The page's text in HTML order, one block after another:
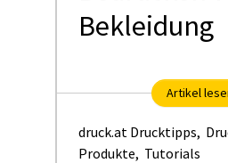
Bekleidung
Artikel
druck.at Drucktipps,
Produkte, Tutorials